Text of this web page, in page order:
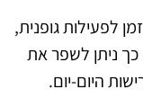
לפעילות גופנית,
כך ניתן לשפר את
היום-יום.